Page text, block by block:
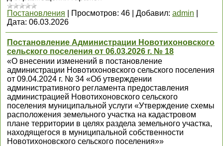
Постановления
Просмотров: 46 Добавил: admin
Дата: 06.03.2026
Постановление Администрации Новотихоновского
сельского поселения от 06.03.2026 г. № 18
«О внесении изменений в постановление
администрации Новотихоновского сельского поселения
от 09.04.2024 г. № 34 «Об утверждении
административного регламента предоставления
администрацией Новотихоновского сельского
поселения муниципальной услуги «Утверждение схемы
расположения земельного участка на кадастровом
плане территории в целях раздела земельного участка,
находящегося в муниципальной собственности
Новотихоновского сельского поселения»»